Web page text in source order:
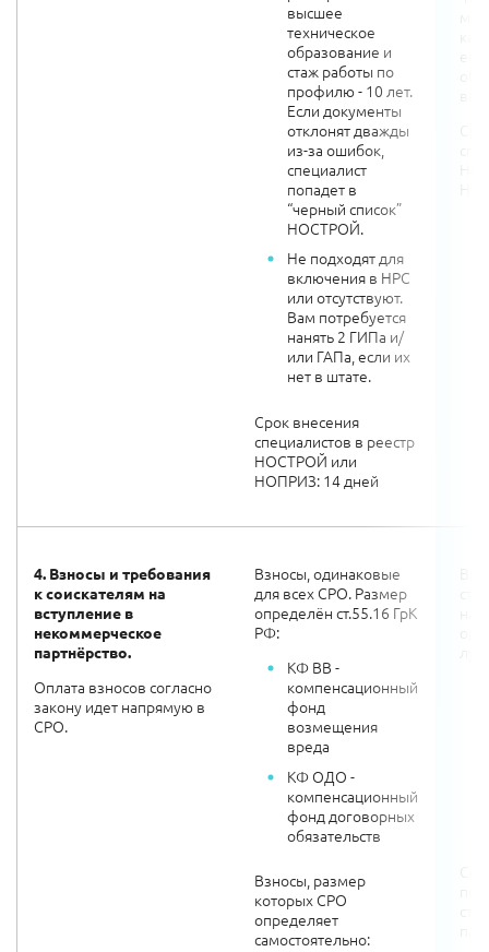
высшее
техническое
образование и
стаж работы по
профилю - 10 лет.
Если документы
отклонят дважды
из-за ошибок,
специалист
попадет в
“черный список”
НОСТРОЙ.
Не подходят для
включения в НРС
или отсутствуют.
Вам потребуется
нанять 2 ГИПа и/
или ГАПа, если их
нет в штате.
Срок внесения
специалистов в реестр
НОСТРОЙ или
НОПРИЗ: 14 дней
4. Взносы и требования
к соискателям на
вступление в
некоммерческое
партнёрство.
Оплата взносов согласно
закону идет напрямую в
СРО.
Взносы, одинаковые
для всех СРО. Размер
определён ст.55.16 ГрК
РФ:
КФ ВВ -
компенсационный
фонд
возмещения
вреда
КФ ОДО -
компенсационный
фонд договорных
обязательств
Взносы, размер
которых СРО
определяет
самостоятельно: